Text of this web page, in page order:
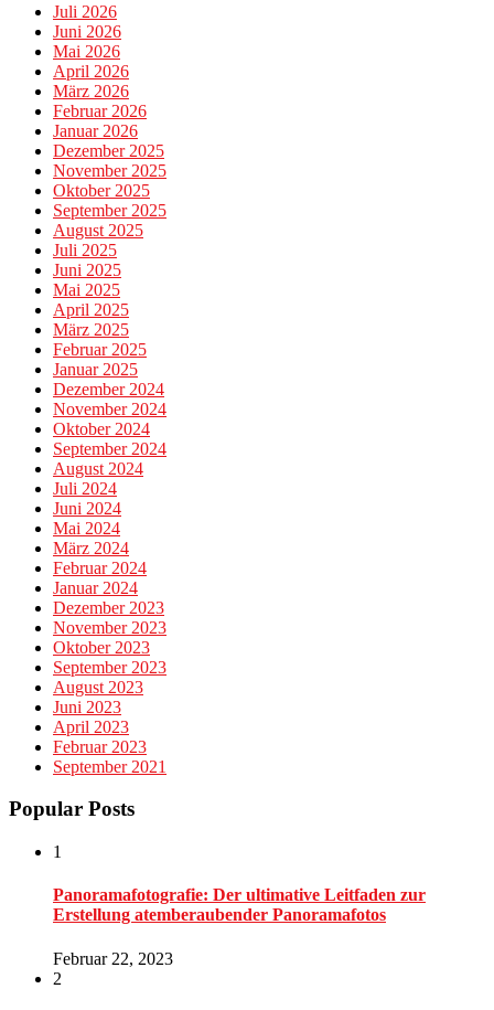
Juli 2026
Juni 2026
Mai 2026
April 2026
März 2026
Februar 2026
Januar 2026
Dezember 2025
November 2025
Oktober 2025
September 2025
August 2025
Juli 2025
Juni 2025
Mai 2025
April 2025
März 2025
Februar 2025
Januar 2025
Dezember 2024
November 2024
Oktober 2024
September 2024
August 2024
Juli 2024
Juni 2024
Mai 2024
März 2024
Februar 2024
Januar 2024
Dezember 2023
November 2023
Oktober 2023
September 2023
August 2023
Juni 2023
April 2023
Februar 2023
September 2021
Popular Posts
1
Panoramafotografie: Der ultimative Leitfaden zur
Erstellung atemberaubender Panoramafotos
Februar 22, 2023
2